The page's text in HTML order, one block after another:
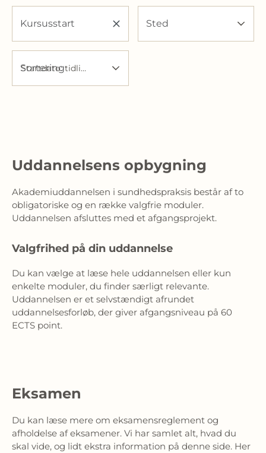
Kursusstart Sted
Sortering Startdato: tidligst først
Uddannelsens opbygning
Akademiuddannelsen i sundhedspraksis består af to
obligatoriske og en række valgfrie moduler.
Uddannelsen afsluttes med et afgangsprojekt.
Valgfrihed på din uddannelse
Du kan vælge at læse hele uddannelsen eller kun
enkelte moduler, du finder særligt relevante.
Uddannelsen er et selvstændigt afrundet
uddannelsesforløb, der giver afgangsniveau på 60
ECTS point.
Eksamen
Du kan læse mere om eksamensreglement og
afholdelse af eksamener. Vi har samlet alt, hvad du
skal vide, og lidt ekstra information på denne side. Her